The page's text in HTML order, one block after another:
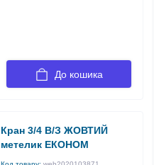
До кошика
Кран 3/4 В/З ЖОВТИЙ
метелик ЕКОНОМ